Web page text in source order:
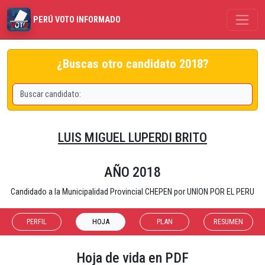
PERÚ VOTO INFORMADO
¿Buscas otro candidato 2018?
LUIS MIGUEL LUPERDI BRITO
AÑO 2018
Candidado a la Municipalidad Provincial CHEPEN por UNION POR EL PERU
PERFIL HOJA PLAN RESUMEN
Hoja de vida en PDF